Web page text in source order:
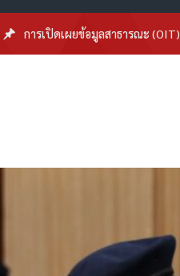
การเปิดเผยข้อมูลสาธารณะ (OIT)